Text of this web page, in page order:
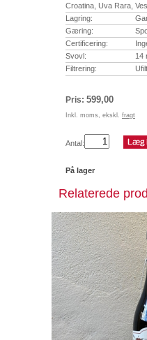
Croatina, Uva Rara,
Lagring:
Gæring:
Certificering:
Svovl:
14
Filtrering:
Pris: 599,00
Inkl. moms, ekskl. fragt
Antal:
På lager
Relaterede